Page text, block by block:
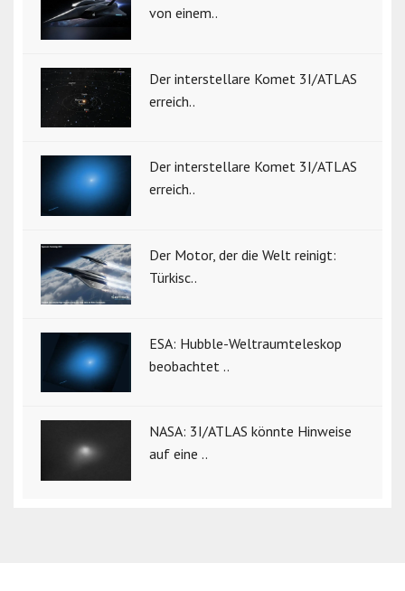
von einem..
Der interstellare Komet 3I/ATLAS
erreich..
Der interstellare Komet 3I/ATLAS
erreich..
Der Motor, der die Welt reinigt:
Türkisc..
ESA: Hubble-Weltraumteleskop
beobachtet ..
NASA: 3I/ATLAS könnte Hinweise
auf eine ..